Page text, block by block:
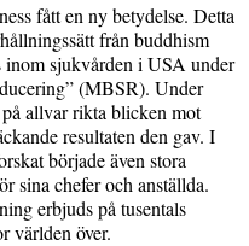
fått en ny betydelse. Detta
från buddhism
inom sjukvården i USA under
(MBSR). Under
allvar rikta blicken mot
resultaten den gav. I
började även stora
sina chefer och anställda.
erbjuds på tusentals
världen över.